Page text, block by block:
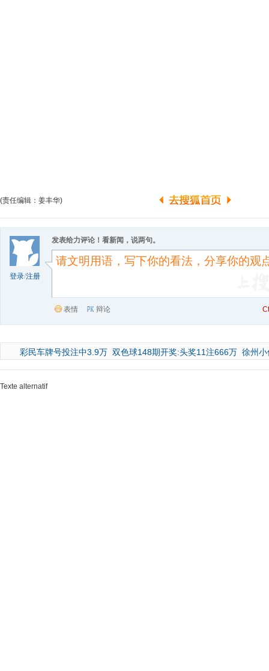
(责任编辑：姜丰华)
登录/注册
发表给力评论！看新闻，说两句。
表情 辩论
彩民车牌号投注中3.9万 双色球148期开奖:头奖11注666万 徐州
Texte alternatif